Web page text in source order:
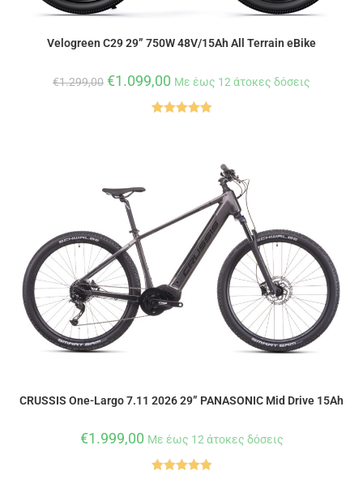
Velogreen C29 29” 750W 48V/15Ah All Terrain eBike
€1.299,00 €1.099,00 Με έως 12 άτοκες δόσεις
CRUSSIS One-Largo 7.11 2026 29” PANASONIC Mid Drive 15Ah
€1.999,00 Με έως 12 άτοκες δόσεις